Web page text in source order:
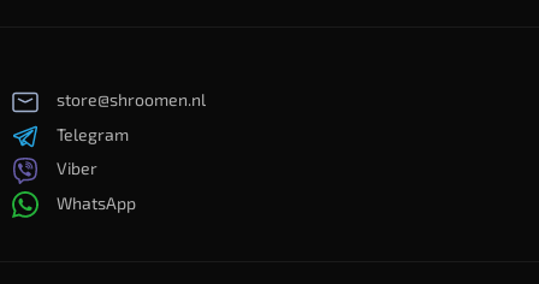
store@shroomen.nl
Telegram
Viber
WhatsApp